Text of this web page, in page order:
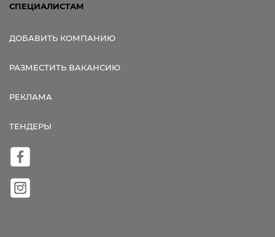
СПЕЦИАЛИСТАМ
ДОБАВИТЬ КОМПАНИЮ
РАЗМЕСТИТЬ ВАКАНСИЮ
РЕКЛАМА
ТЕНДЕРЫ